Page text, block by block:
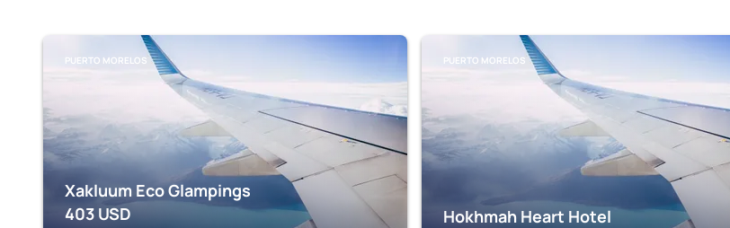
PUERTO MORELOS
Xakluum Eco Glampings
403 USD
PUERTO MORELOS
Hokhmah Heart Hotel